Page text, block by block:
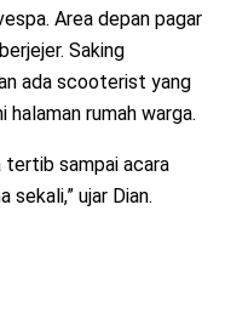
Area depan pagar
Saking
ada scooterist yang
halaman rumah warga.
tertib sampai acara
ujar Dian.